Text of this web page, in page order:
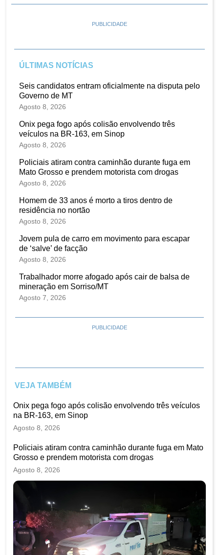
PUBLICIDADE
ÚLTIMAS NOTÍCIAS
Seis candidatos entram oficialmente na disputa pelo
Governo de MT
Agosto 8, 2026
Onix pega fogo após colisão envolvendo três
veículos na BR-163, em Sinop
Agosto 8, 2026
Policiais atiram contra caminhão durante fuga em
Mato Grosso e prendem motorista com drogas
Agosto 8, 2026
Homem de 33 anos é morto a tiros dentro de
residência no nortão
Agosto 8, 2026
Jovem pula de carro em movimento para escapar
de ‘salve’ de facção
Agosto 8, 2026
Trabalhador morre afogado após cair de balsa de
mineração em Sorriso/MT
Agosto 7, 2026
PUBLICIDADE
VEJA TAMBÉM
Onix pega fogo após colisão envolvendo três veículos
na BR-163, em Sinop
Agosto 8, 2026
Policiais atiram contra caminhão durante fuga em Mato
Grosso e prendem motorista com drogas
Agosto 8, 2026